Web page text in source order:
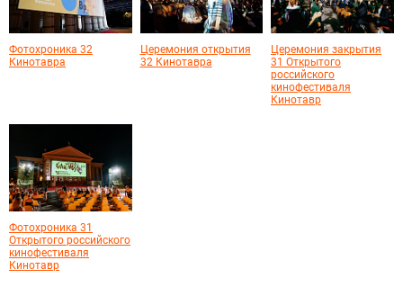
Фотохроника 32
Кинотавра
Церемония открытия
32 Кинотавра
Церемония закрытия
31 Открытого
российского
кинофестиваля
Кинотавр
Фотохроника 31
Открытого российского
кинофестиваля
Кинотавр